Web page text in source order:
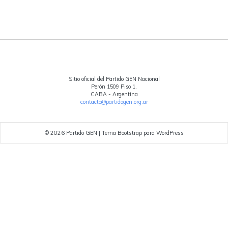
Sitio oficial del Partido GEN Nacional
Perón 1509 Piso 1.
CABA - Argentina
contacto@partidogen.org.ar
© 2026 Partido GEN | Tema Bootstrap para WordPress